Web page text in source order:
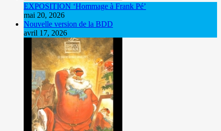
EXPOSITION ‘Hommage à Frank Pé’
mai 20, 2026
Nouvelle version de la BDD
avril 17, 2026